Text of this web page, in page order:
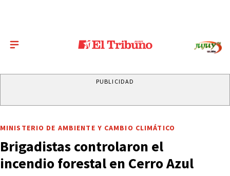
PUBLICIDAD
MINISTERIO DE AMBIENTE Y CAMBIO CLIMÁTICO
Brigadistas controlaron el
incendio forestal en Cerro Azul